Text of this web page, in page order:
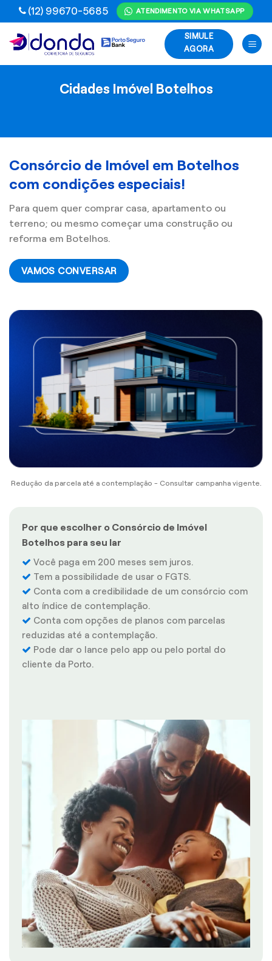
Skip
to
content
(12) 99670-5685 ATENDIMENTO VIA WHATSAPP
SIMULE
AGORA
Cidades Imóvel Botelhos
Consórcio de Imóvel em Botelhos
com condições especiais!
Para quem quer comprar casa, apartamento ou
terreno; ou mesmo começar uma construção ou
reforma em Botelhos.
VAMOS CONVERSAR
Redução da parcela até a contemplação - Consultar campanha vigente.
Por que escolher o Consórcio de Imóvel
Botelhos para seu lar
Você paga em 200 meses sem juros.
Tem a possibilidade de usar o FGTS.
Conta com a credibilidade de um consórcio com
alto índice de contemplação.
Conta com opções de planos com parcelas
reduzidas até a contemplação.
Pode dar o lance pelo app ou pelo portal do
cliente da Porto.